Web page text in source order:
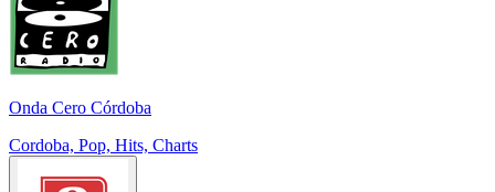
Onda Cero Córdoba
Cordoba, Pop, Hits, Charts